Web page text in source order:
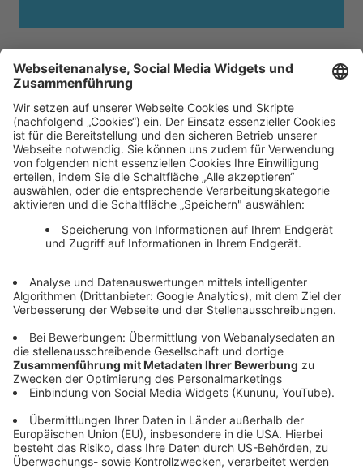
Einsatzbereiche
Fach- und Führungskräfte
Nicht der richtige Job dabei? Wir sind RWW und Part von
→ Zu den E.ON Jobs